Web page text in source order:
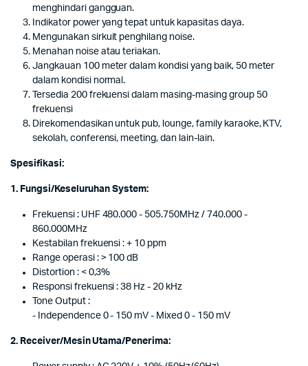
menghindari gangguan.
Indikator power yang tepat untuk kapasitas daya.
Mengunakan sirkuit penghilang noise.
Menahan noise atau teriakan.
Jangkauan 100 meter dalam kondisi yang baik, 50 meter
dalam kondisi normal.
Tersedia 200 frekuensi dalam masing-masing group 50
frekuensi
Direkomendasikan untuk pub, lounge, family karaoke, KTV,
sekolah, conferensi, meeting, dan lain-lain.
Spesifikasi:
1. Fungsi/Keseluruhan System:
Frekuensi : UHF 480.000 - 505.750MHz / 740.000 -
860.000MHz
Kestabilan frekuensi : + 10 ppm
Range operasi : > 100 dB
Distortion : < 0,3%
Responsi frekuensi : 38 Hz - 20 kHz
Tone Output :
- Independence 0 - 150 mV - Mixed 0 - 150 mV
2. Receiver/Mesin Utama/Penerima: